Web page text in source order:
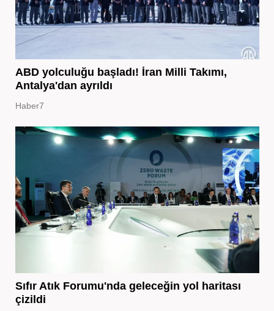
ABD yolculuğu başladı! İran Milli Takımı,
Antalya'dan ayrıldı
Haber7
Sıfır Atık Forumu'nda geleceğin yol haritası
çizildi